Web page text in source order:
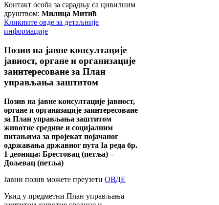
Контакт особа за сарадњу са цивилним
друштвом: Милица Митић
Кликните овде за детаљније
информације
Позив на јавне консултације
јавност, органе и организације
заинтересоване за План
управљања заштитом
Позив на јавне консултације јавност,
органе и организације заинтересоване
за План управљања заштитом
животне средине и социјалним
питањима за пројекат појачаног
одржавања државног пута Ia реда бр.
1 деоница: Брестовац (петља) –
Дољевац (петља)
Јавни позив можете преузети ОВДЕ
Увид у предметни План управљања